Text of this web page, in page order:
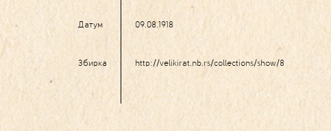
Датум 09.08.1918
Збирка http://velikirat.nb.rs/collections/show/8